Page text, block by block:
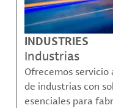
INDUSTRIES
Industrias
Ofrecemos servicio
de industrias con
esenciales para